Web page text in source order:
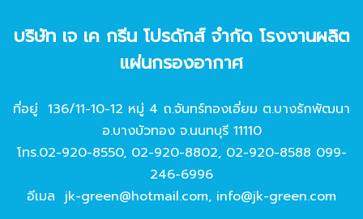
บริษัท เจ เค กรีน โปรดักส์ จํากัด โรงงานผลิต
แผ่นกรองอากาศ
ที่อยู่ 136/11-10-12 หมู่ 4 ถ.จันทร์ทองเอี่ยม ต.บางรักพัฒนา
อ.บางบัวทอง จ.นนทบุรี 11110
โทร.02-920-8550, 02-920-8802, 02-920-8588 099-
246-6996
อีเมล jk-green@hotmail.com, info@jk-green.com